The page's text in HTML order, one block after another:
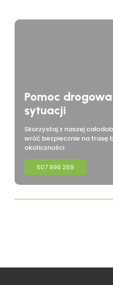
Pomoc
sytuacji
Skorzystaj z naszej
wróć bezpiecznie na trasę
okoliczności.
607 996 268